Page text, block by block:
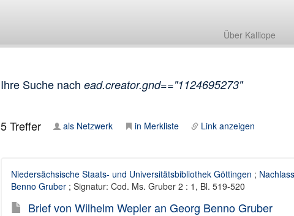
Über Kalliope
Ihre Suche nach ead.creator.gnd=="1124695273"
5Treffer als Netzwerk in Merkliste Link anzeigen
Niedersächsische Staats- und Universitätsbibliothek Göttingen ;
Benno Gruber; Signatur: Cod. Ms. Gruber 2 : 1, Bl. 519-520
Brief von Wilhelm Wepler an Georg Benno Gruber